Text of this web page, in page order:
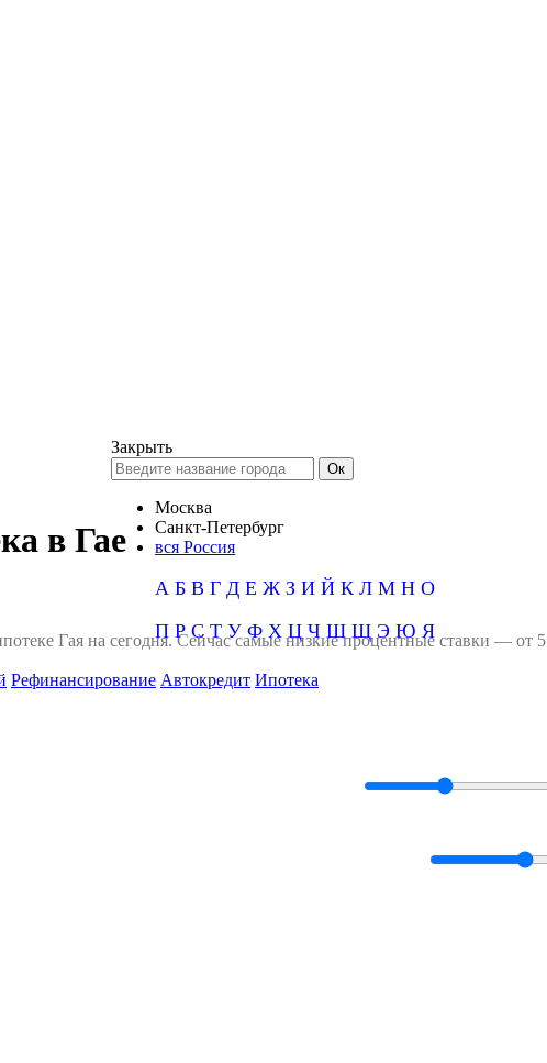
Закрыть
Москва
Санкт-Петербург
вся Россия
А Б В Г Д Е Ж З И Й К Л М Н О
П Р С Т У Ф Х Ц Ч Ш Щ Э Ю Я
в Гае
Гая на сегодня. Сейчас самые низкие процентные ставки — от
Рефинансирование Автокредит Ипотека